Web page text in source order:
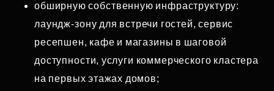
обширную собственную инфраструктуру:
лаундж‑зону для встречи гостей, сервис
ресепшен, кафе и магазины в шаговой
доступности, услуги коммерческого кластера
на первых этажах домов;